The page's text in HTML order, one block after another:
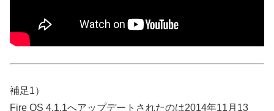
補足1）
Fire OS 4.1.1へアップデートされたのは2014年11月13